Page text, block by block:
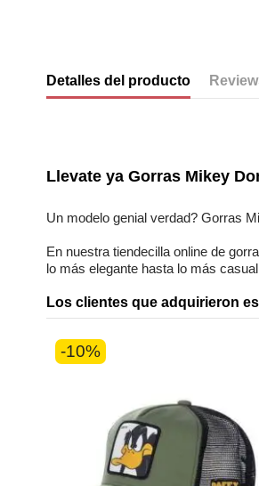
Detalles del producto
Llevate ya Gorras Mikey
Un modelo genial verdad? Gorras
En nuestra tiendecilla online de
lo más elegante hasta lo más
Los clientes que adquirieron
-10%